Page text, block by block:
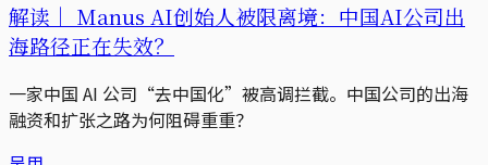
解读｜ Manus AI创始人被限离境：中国AI公司出
海路径正在失效？
一家中国 AI 公司“去中国化”被高调拦截。中国公司的出海
融资和扩张之路为何阻碍重重？